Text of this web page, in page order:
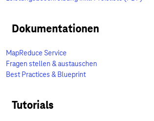
Dokumentationen
MapReduce Service
Fragen stellen & austauschen
Best Practices & Blueprint
Tutorials